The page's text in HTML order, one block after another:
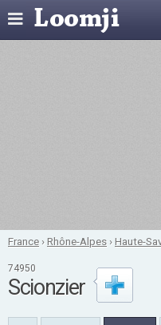
France ›Rhône-Alpes ›Haute-
74950
Scionzier